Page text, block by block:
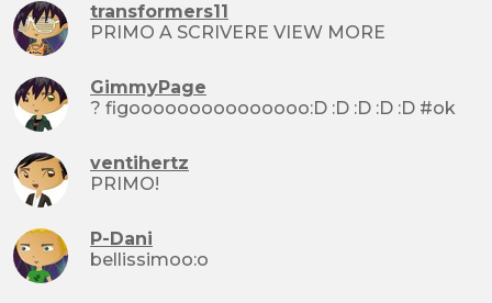
transformers11
PRIMO A SCRIVERE VIEW MORE
GimmyPage
? figooooooooooooooo:D :D :D :D :D #ok
ventihertz
PRIMO!
P-Dani
bellissimoo:o